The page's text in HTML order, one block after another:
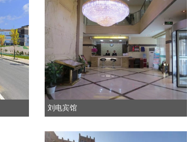
刘电宾馆